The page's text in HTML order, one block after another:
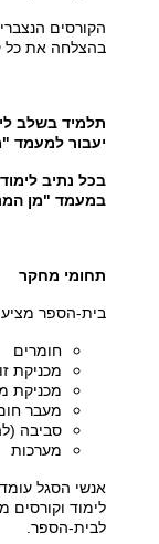
בהצלחה את כל
תלמיד בשלב
יעבור למעמד
במעמד "מן
תחומי מחקר
בית-הספר
חומרים
מכניקת
מכניקת
מעבר
סביבה
מערכות
אנשי הסגל
לימוד וקורסים
לבית-הספר.